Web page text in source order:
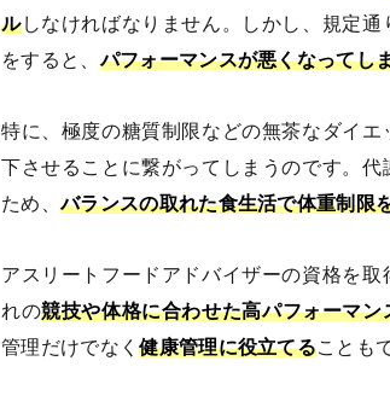
ルしなければなりません。しかし、規定
をすると、パフォーマンスが悪くなってし
特に、極度の糖質制限などの無茶なダイ
下させることに繋がってしまうのです。
ため、バランスの取れた食生活で体重制限
アスリートフードアドバイザーの資格を
れの競技や体格に合わせた高パフォーマ
管理だけでなく健康管理に役立てることも